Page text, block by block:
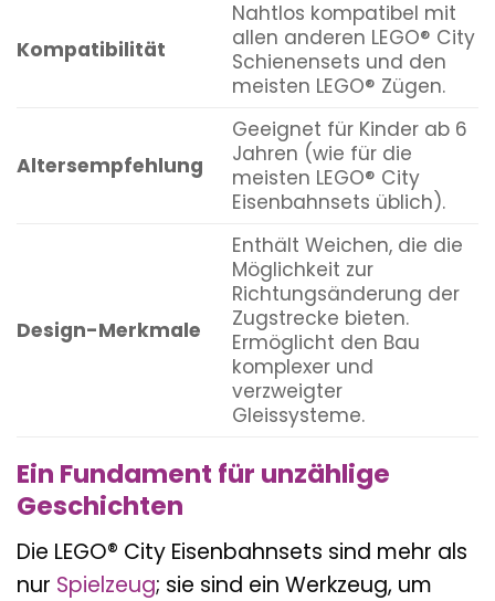
Kompatibilität
Nahtlos kompatibel mit
allen anderen LEGO® City
Schienensets und den
meisten LEGO® Zügen.
Altersempfehlung
Geeignet für Kinder ab 6
Jahren (wie für die
meisten LEGO® City
Eisenbahnsets üblich).
Design-Merkmale
Enthält Weichen, die die
Möglichkeit zur
Richtungsänderung der
Zugstrecke bieten.
Ermöglicht den Bau
komplexer und
verzweigter
Gleissysteme.
Ein Fundament für unzählige
Geschichten
Die LEGO® City Eisenbahnsets sind mehr als
nur Spielzeug; sie sind ein Werkzeug, um